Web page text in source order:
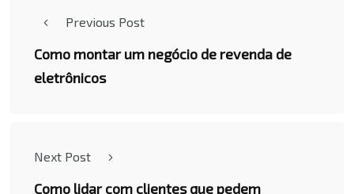
Previous Post
Como montar um negócio de revenda de
eletrônicos
Next Post
Como lidar com clientes que pedem